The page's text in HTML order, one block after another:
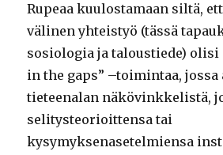
Rupeaa kuulostamaan siltä,
välinen yhteistyö (tässä
sosiologia ja taloustiede)
in the gaps” –toimintaa, jossa
tieteenalan näkövinkkelistä,
selitysteorioittensa tai
kysymyksenasetelmiensa